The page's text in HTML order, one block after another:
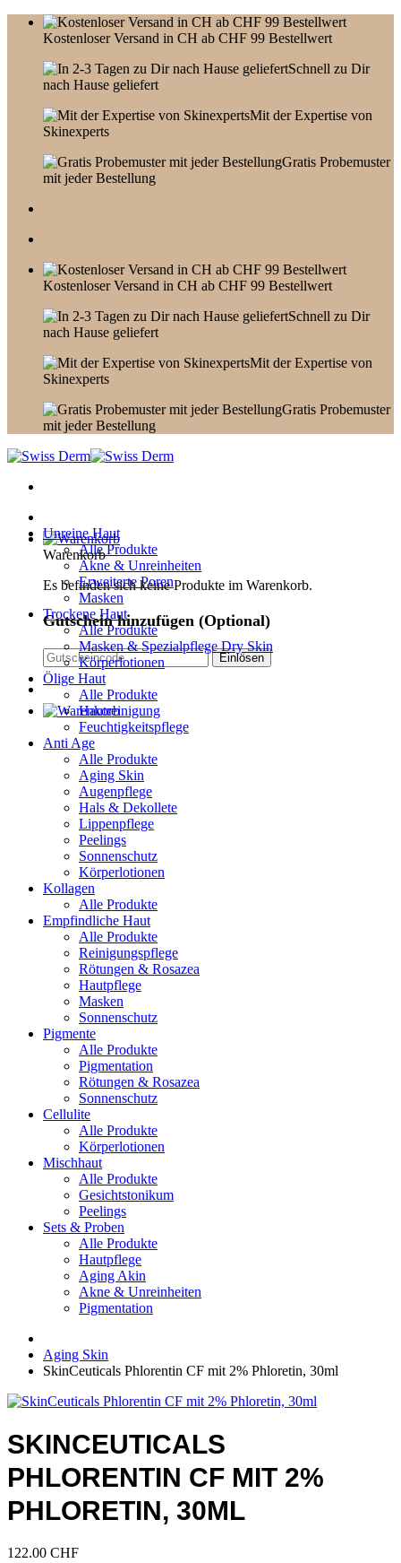
Skip
Kostenloser Versand in CH ab CHF 99 Bestellwert
Schnell zu Dir
nach Hause geliefert
Mit der Expertise von
Skinexperts
Gratis Probemuster
mit jeder Bestellung
Kostenloser Versand in CH ab CHF 99 Bestellwert
Schnell zu Dir
nach Hause geliefert
Mit der Expertise von
Skinexperts
Gratis Probemuster
mit jeder Bestellung
Warenkorb
Es befinden sich keine Produkte im Warenkorb.
Gutschein hinzufügen (Optional)
Unreine Haut
Alle Produkte
Akne & Unreinheiten
Erweiterte Poren
Masken
Trockene Haut
Alle Produkte
Masken & Spezialpflege Dry Skin
Körperlotionen
Ölige Haut
Alle Produkte
Hautreinigung
Feuchtigkeitspflege
Anti Age
Alle Produkte
Aging Skin
Augenpflege
Hals & Dekollete
Lippenpflege
Peelings
Sonnenschutz
Körperlotionen
Kollagen
Alle Produkte
Empfindliche Haut
Alle Produkte
Reinigungspflege
Rötungen & Rosazea
Hautpflege
Masken
Sonnenschutz
Pigmente
Alle Produkte
Pigmentation
Rötungen & Rosazea
Sonnenschutz
Cellulite
Alle Produkte
Körperlotionen
Mischhaut
Alle Produkte
Gesichtstonikum
Peelings
Sets & Proben
Alle Produkte
Hautpflege
Aging Akin
Akne & Unreinheiten
Pigmentation
Aging Skin
SkinCeuticals Phlorentin CF mit 2% Phloretin, 30ml
SKINCEUTICALS
PHLORENTIN CF MIT 2%
PHLORETIN, 30ML
122.00 CHF